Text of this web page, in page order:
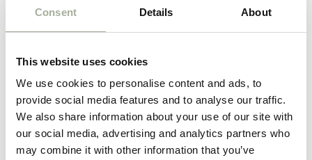
Consent Details About
This website uses cookies
We use cookies to personalise content and ads, to
provide social media features and to analyse our traffic.
We also share information about your use of our site with
our social media, advertising and analytics partners who
may combine it with other information that you’ve
Zalmolie
(bevat omega 3, wat o.a. bijdraagt aan
soepele gewrichten)
Voor advies en meer informatie kan je altijd
met ons opnemen!
Onze verhalen zijn puur informatief; bij klachten
adviseren wij de dierenarts te consulteren.